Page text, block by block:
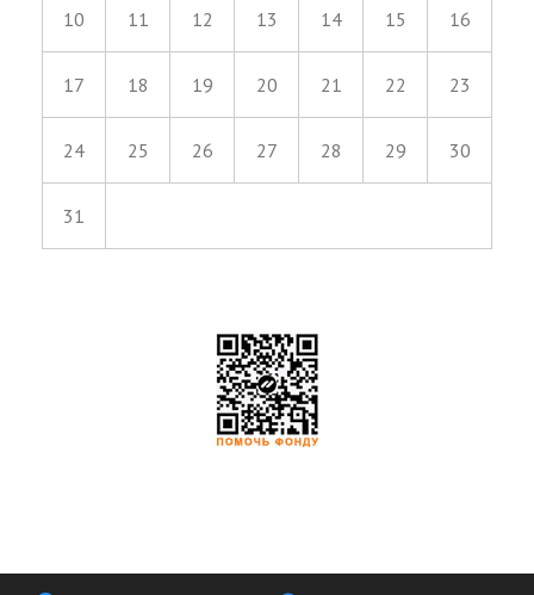
10 11 12 13 14 15 16
17 18 19 20 21 22 23
24 25 26 27 28 29 30
31